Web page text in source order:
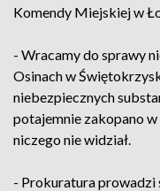
Komendy Miejskiej w
- Wracamy do sprawy
Osinach w
niebezpiecznych
potajemnie zakopano
niczego nie widział.
- Prokuratura prowadzi